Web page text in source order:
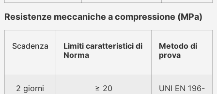
Resistenze meccaniche a compressione (MPa)
Scadenza
Limiti caratteristici di
Norma
Metodo di
prova
2 giorni ≥ 20
UNI EN 196-